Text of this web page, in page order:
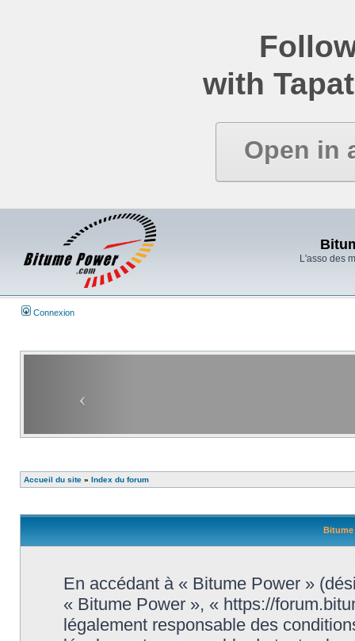
with
Open in
L'asso des
Connexion
Accueil du site » Index du forum
Bitume
En accédant à « Bitume Power »
« Bitume Power », « https://
légalement responsable des